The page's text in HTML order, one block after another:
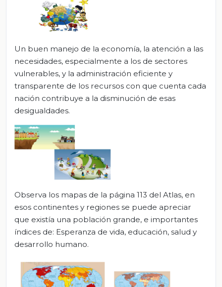
Un buen manejo de la economía, la atención a las
necesidades, especialmente a los de sectores
vulnerables, y la administración eficiente y
transparente de los recursos con que cuenta cada
nación contribuye a la disminución de esas
desigualdades.
Observa los mapas de la página 113 del Atlas, en
esos continentes y regiones se puede apreciar
que existía una población grande, e importantes
índices de: Esperanza de vida, educación, salud y
desarrollo humano.